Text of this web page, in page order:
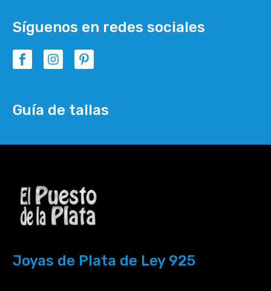
Síguenos en redes sociales
Guía de tallas
Joyas de Plata de Ley 925